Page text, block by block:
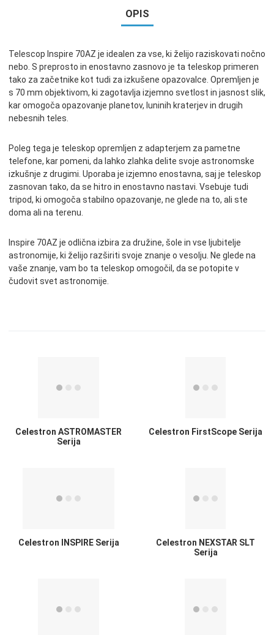
OPIS
Telescop Inspire 70AZ je idealen za vse, ki želijo raziskovati nočno
nebo. S preprosto in enostavno zasnovo je ta teleskop primeren
tako za začetnike kot tudi za izkušene opazovalce. Opremljen je
s 70 mm objektivom, ki zagotavlja izjemno svetlost in jasnost slik,
kar omogoča opazovanje planetov, luninih kraterjev in drugih
nebesnih teles.
Poleg tega je teleskop opremljen z adapterjem za pametne
telefone, kar pomeni, da lahko zlahka delite svoje astronomske
izkušnje z drugimi. Uporaba je izjemno enostavna, saj je teleskop
zasnovan tako, da se hitro in enostavno nastavi. Vsebuje tudi
tripod, ki omogoča stabilno opazovanje, ne glede na to, ali ste
doma ali na terenu.
Inspire 70AZ je odlična izbira za družine, šole in vse ljubitelje
astronomije, ki želijo razširiti svoje znanje o vesolju. Ne glede na
vaše znanje, vam bo ta teleskop omogočil, da se potopite v
čudovit svet astronomije.
Celestron ASTROMASTER
Serija
Celestron FirstScope Serija
Celestron INSPIRE Serija
Celestron NEXSTAR SLT
Serija